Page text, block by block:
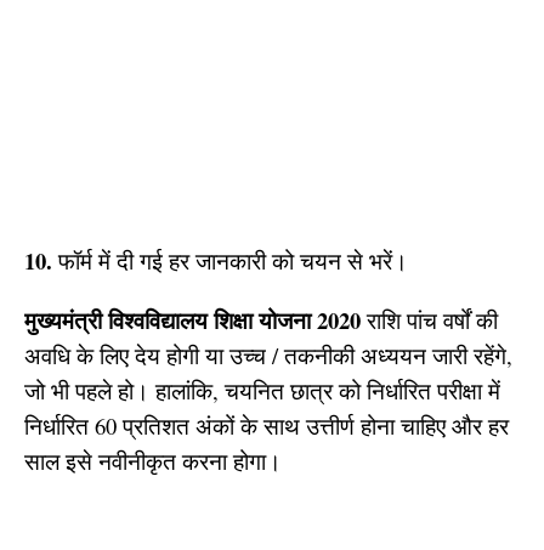
10. फॉर्म में दी गई हर जानकारी को चयन से भरें।
मुख्यमंत्री विश्वविद्यालय शिक्षा योजना 2020राशि पांच वर्षों की
अवधि के लिए देय होगी या उच्च / तकनीकी अध्ययन जारी रहेंगे,
जो भी पहले हो। हालांकि, चयनित छात्र को निर्धारित परीक्षा में
निर्धारित 60 प्रतिशत अंकों के साथ उत्तीर्ण होना चाहिए और हर
साल इसे नवीनीकृत करना होगा।